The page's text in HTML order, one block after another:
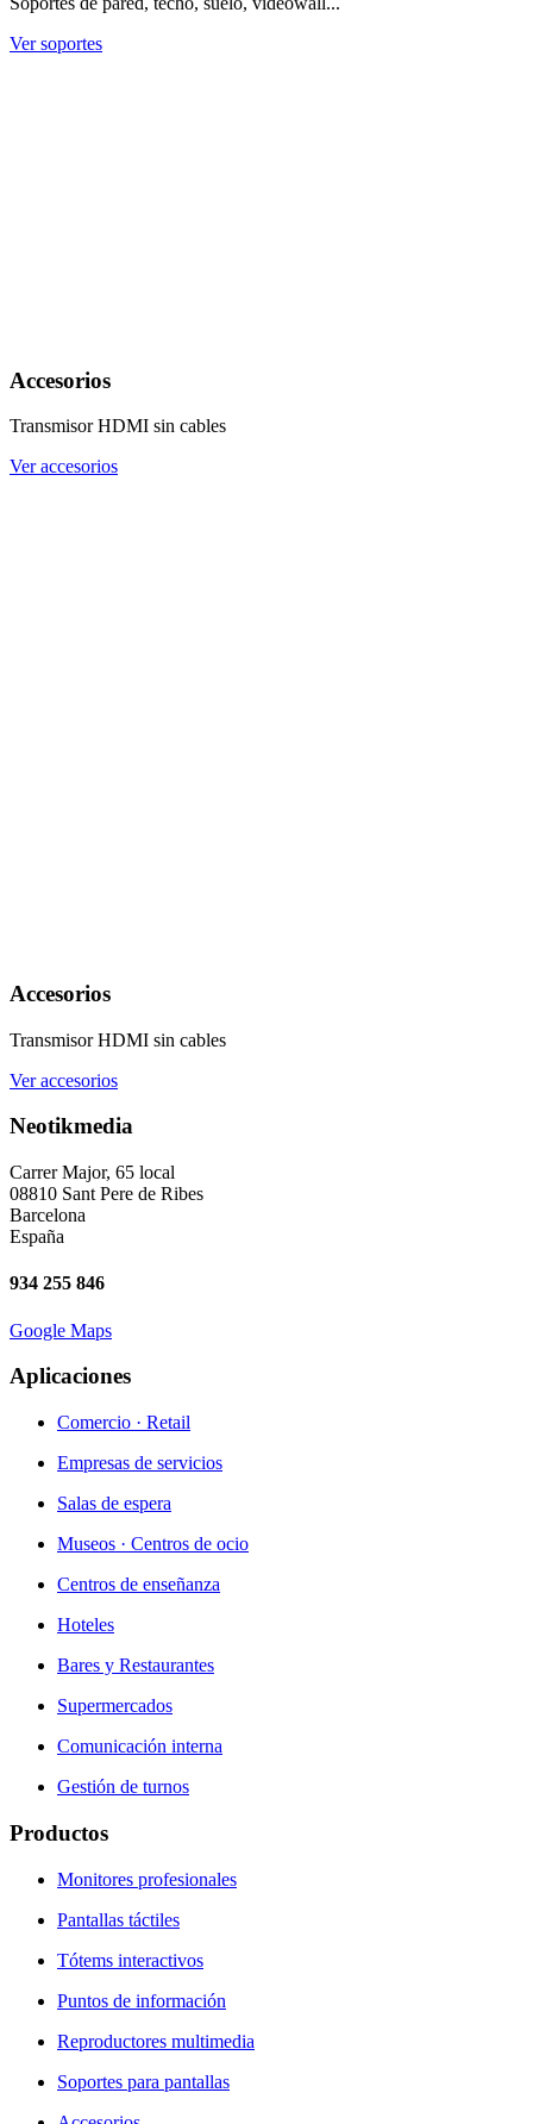
Ver soportes
Accesorios
Transmisor HDMI sin cables
Ver accesorios
Accesorios
Transmisor HDMI sin cables
Ver accesorios
Neotikmedia
Carrer Major, 65 local
08810 Sant Pere de Ribes
Barcelona
España
934 255 846
Google Maps
Aplicaciones
Comercio · Retail
Empresas de servicios
Salas de espera
Museos · Centros de ocio
Centros de enseñanza
Hoteles
Bares y Restaurantes
Supermercados
Comunicación interna
Gestión de turnos
Productos
Monitores profesionales
Pantallas táctiles
Tótems interactivos
Puntos de información
Reproductores multimedia
Soportes para pantallas